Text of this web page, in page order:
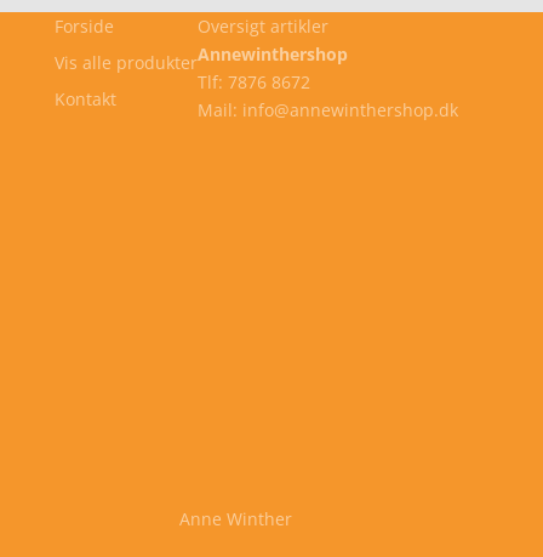
Forside
Vis alle produkter
Kontakt
Oversigt artikler
Annewinthershop
Tlf: 7876 8672
Mail: info@annewinthershop.dk
Anne Winther